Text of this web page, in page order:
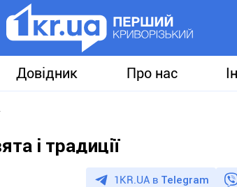
Довідник Про нас
і традиції
1KR.UA в Telegram